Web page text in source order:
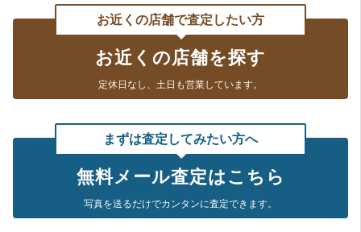
お近くの店舗で査定したい方
お近くの店舗を探す
定休日なし、 土日も営業しています。
まずは査定してみたい方へ
無料メール査定はこちら
写真を送るだけでカンタンに査定できます。